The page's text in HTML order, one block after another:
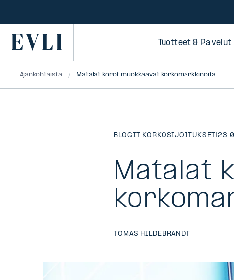
Primary Tuotteet & Palvelut
Ajankohtaista Matalat korot muokkaavat korkomarkkinoita
BLOGIT | KORKOSIJOITUKSET |
Matalat
TOMAS HILDEBRANDT